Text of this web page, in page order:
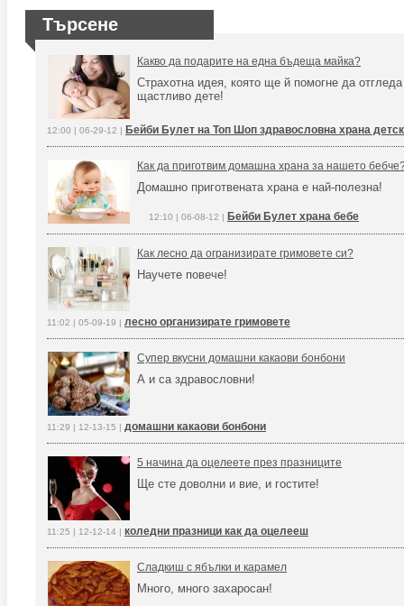
Търсене
Какво да подарите на една бъдеща майка?
Страхотна идея, която ще й помогне да
щастливо дете!
12:00 | 06-29-12 | Бейби Булет на Топ Шоп здравословна храна
Как да приготвим домашна храна за нашето
Домашно приготвената храна е най-полезна!
12:10 | 06-08-12 | Бейби Булет храна бебе
Как лесно да огранизирате гримовете си?
Научете повече!
11:02 | 05-09-19 | лесно организирате гримовете
Супер вкусни домашни какаови бонбони
А и са здравословни!
11:29 | 12-13-15 | домашни какаови бонбони
5 начина да оцелеете през празниците
Ще сте доволни и вие, и гостите!
11:25 | 12-12-14 | коледни празници как да оцелееш
Сладкиш с ябълки и карамел
Много, много захаросан!